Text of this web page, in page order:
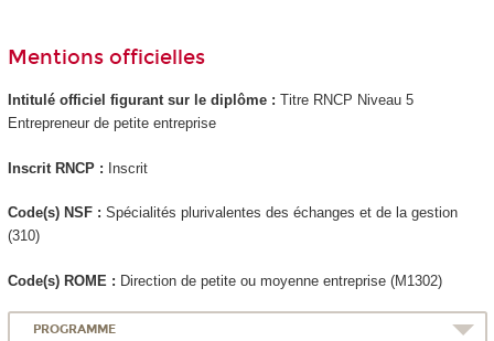
Mentions officielles
Intitulé officiel figurant sur le diplôme : Titre RNCP Niveau 5
Entrepreneur de petite entreprise
Inscrit RNCP : Inscrit
Code(s) NSF : Spécialités plurivalentes des échanges et de la gestion
(310)
Code(s) ROME : Direction de petite ou moyenne entreprise (M1302)
PROGRAMME